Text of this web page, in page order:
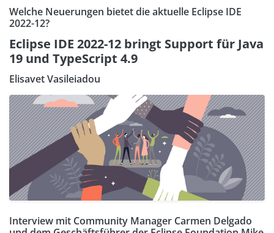
Welche Neuerungen bietet die aktuelle Eclipse IDE
2022-12?
Eclipse IDE 2022-12 bringt Support für Java
19 und TypeScript 4.9
Elisavet Vasileiadou
Interview mit Community Manager Carmen Delgado